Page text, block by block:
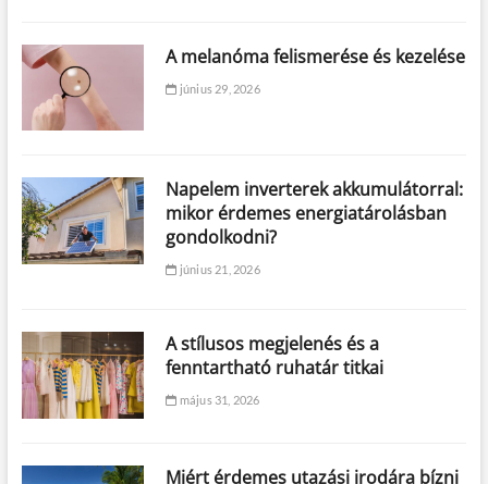
A melanóma felismerése és kezelése
június 29, 2026
Napelem inverterek akkumulátorral:
mikor érdemes energiatárolásban
gondolkodni?
június 21, 2026
A stílusos megjelenés és a
fenntartható ruhatár titkai
május 31, 2026
Miért érdemes utazási irodára bízni